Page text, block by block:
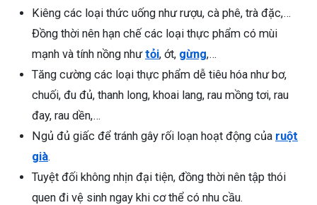
Kiêng các loại thức uống như rượu, cà phê, trà đặc,…
Đồng thời nên hạn chế các loại thực phẩm có mùi
mạnh và tính nồng nhưtỏi, ớt, gừng,…
Tăng cường các loại thực phẩm dễ tiêu hóa như bơ,
chuối, đu đủ, thanh long, khoai lang, rau mồng tơi, rau
đay, rau dền,…
Ngủ đủ giấc để tránh gây rối loạn hoạt động của ruột
già.
Tuyệt đối không nhịn đại tiện, đồng thời nên tập thói
quen đi vệ sinh ngay khi cơ thể có nhu cầu.